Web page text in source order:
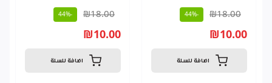
₪18.00
-44%
₪10.00
اضافة للسلة
₪18.00
-44%
₪10.00
اضافة للسلة